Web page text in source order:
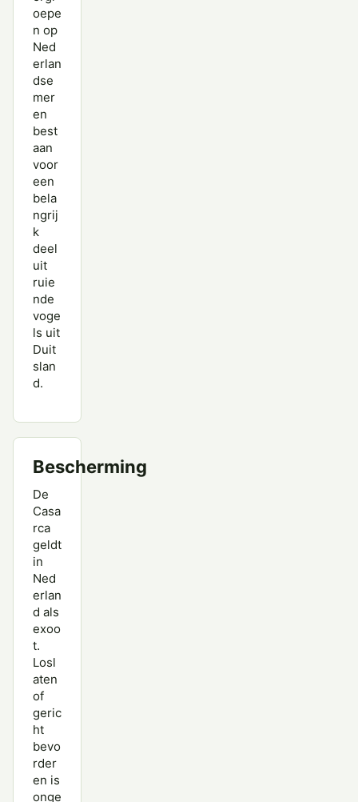
oepe
n op
Ned
erlan
dse
mer
en
best
aan
voor
een
bela
ngrij
k
deel
uit
ruie
nde
voge
ls uit
Duit
slan
d.
Bescherming
De
Casa
rca
geldt
in
Ned
erlan
d als
exoo
t.
Losl
aten
of
geric
ht
bevo
rder
en is
onge